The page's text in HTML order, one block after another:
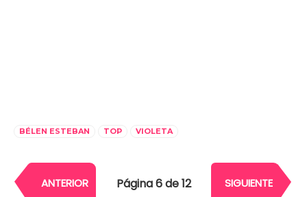
BÉLEN ESTEBAN TOP VIOLETA
ANTERIOR Página 6 de 12 SIGUIENTE